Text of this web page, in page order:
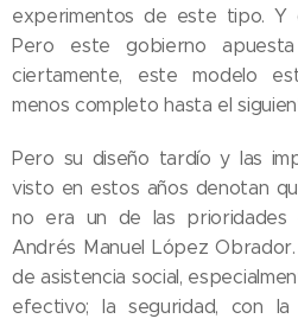
experimentos de este tipo. Y
Pero este gobierno
ciertamente, este modelo
menos completo hasta el
Pero su diseño tardío y las
visto en estos años denotan
no era un de las prioridades
Andrés Manuel López
de asistencia social,
efectivo; la seguridad, con